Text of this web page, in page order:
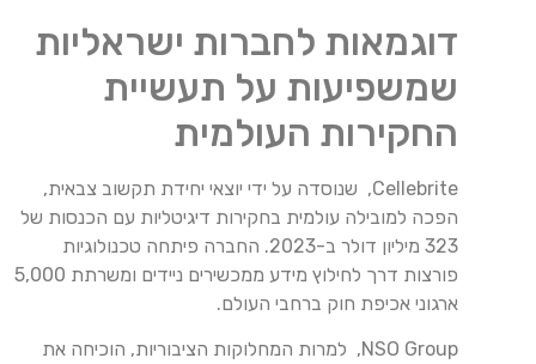
דוגמאות לחברות ישראליות
שמשפיעות על תעשיית
החקירות העולמית
Cellebrite, שנוסדה על ידי יוצאי יחידת תקשוב צבאית,
הפכה למובילה עולמית בחקירות דיגיטליות עם הכנסות של
323 מיליון דולר ב-2023. החברה פיתחה טכנולוגיות
פורצות דרך לחילוץ מידע ממכשירים ניידים ומשרתת 5,000
ארגוני אכיפת חוק ברחבי העולם.
NSO Group, למרות המחלוקות הציבוריות, הוכיחה את